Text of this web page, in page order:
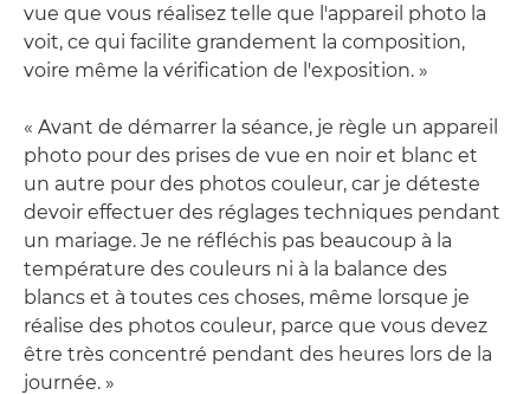
vue que vous réalisez telle que l'appareil photo la
voit, ce qui facilite grandement la composition,
voire même la vérification de l'exposition. »
« Avant de démarrer la séance, je règle un appareil
photo pour des prises de vue en noir et blanc et
un autre pour des photos couleur, car je déteste
devoir effectuer des réglages techniques pendant
un mariage. Je ne réfléchis pas beaucoup à la
température des couleurs ni à la balance des
blancs et à toutes ces choses, même lorsque je
réalise des photos couleur, parce que vous devez
être très concentré pendant des heures lors de la
journée. »